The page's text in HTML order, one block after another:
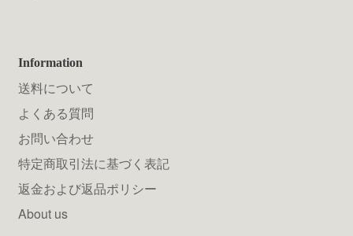
Information
送料について
よくある質問
お問い合わせ
特定商取引法に基づく表記
返金および返品ポリシー
About us